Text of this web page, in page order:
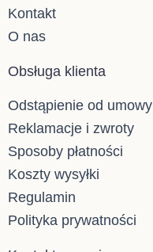
Kontakt
O nas
Obsługa klienta
Odstąpienie od umowy
Reklamacje i zwroty
Sposoby płatności
Koszty wysyłki
Regulamin
Polityka prywatności